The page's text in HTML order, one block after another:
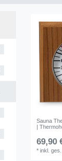
Sauna
|
69,90
*inkl. ges.